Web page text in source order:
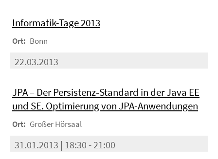
Informatik-Tage 2013
Ort: Bonn
22.03.2013
JPA – Der Persistenz‐Standard in der Java EE
und SE. Optimierung von JPA-­Anwendungen
Ort: Großer Hörsaal
31.01.2013 | 18:30 - 21:00